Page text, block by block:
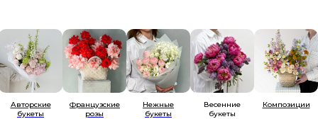
Авторские
букеты
Французские
розы
Нежные
букеты
Весенние
букеты
Композиции